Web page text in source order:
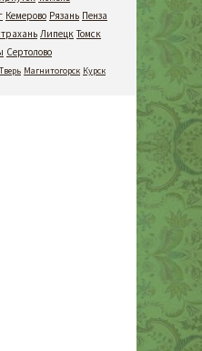
Кемерово Рязань Пенза
Липецк Томск
Сертолово
Тверь Магнитогорск Курск